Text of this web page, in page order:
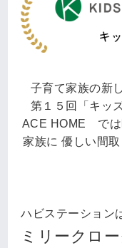
子育て家族の新
第１５回「キッ
ACE HOME では
家族に 優しい間
ハビステーション
ミリークロー